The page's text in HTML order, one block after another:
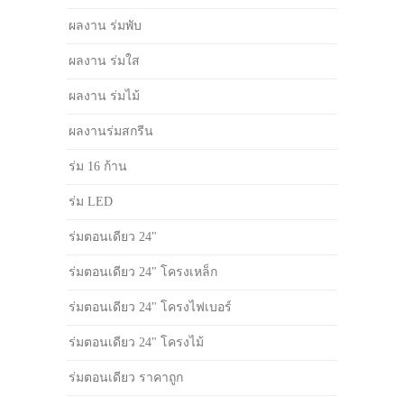
ผลงาน ร่มพับ
ผลงาน ร่มใส
ผลงาน ร่มไม้
ผลงานร่มสกรีน
ร่ม 16 ก้าน
ร่ม LED
ร่มตอนเดียว 24"
ร่มตอนเดียว 24" โครงเหล็ก
ร่มตอนเดียว 24" โครงไฟเบอร์
ร่มตอนเดียว 24" โครงไม้
ร่มตอนเดียว ราคาถูก